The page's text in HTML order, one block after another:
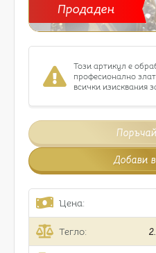
Продаден
Този артикул е
професионално
всички изисквания
Добави
Цена:
Тегло: